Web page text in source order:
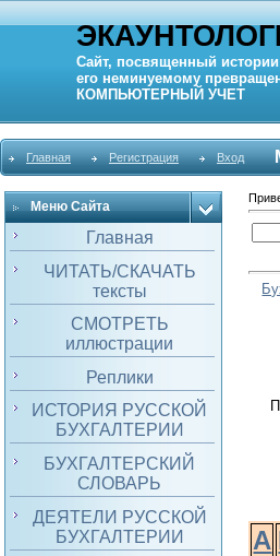
Сайт, посвященный истории
его неминуемому
КОМПЬЮТЕРНЫЙ УЧЕТ
Главная Регистрация Вход
Меню Сайта
Главная
ЧИТАТЬ/СКАЧАТЬ
тексты
СМОТРЕТЬ
иллюстрации
Реплики
ИСТОРИЯ РУССКОЙ
БУХГАЛТЕРИИ
БУХГАЛТЕРСКИЙ
СЛОВАРЬ
ДЕЯТЕЛИ РУССКОЙ
БУХГАЛТЕРИИ
А